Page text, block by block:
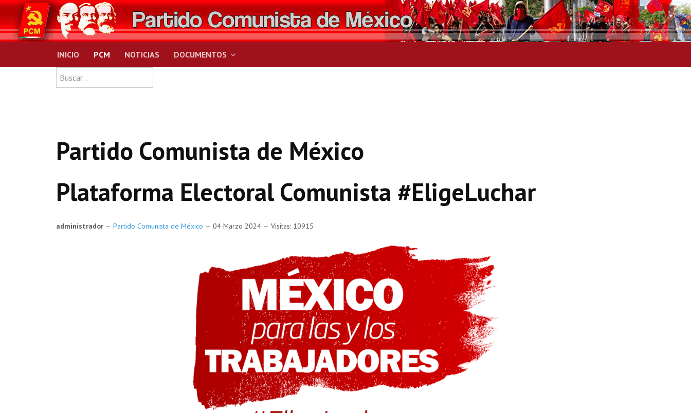
INICIO PCM NOTICIAS
DOCUMENTOS
Buscar
Partido Comunista de México
Plataforma Electoral Comunista #EligeLuchar
administrador Partido Comunista de México 04 Marzo 2024 Visitas: 10915